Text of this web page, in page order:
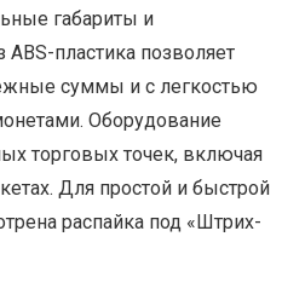
габариты и
пластика позволяет
суммы и с легкостью
Оборудование
торговых точек, включая
Для простой и быстрой
распайка под «Штрих-